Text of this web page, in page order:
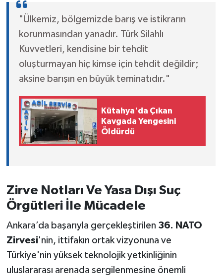
"Ülkemiz, bölgemizde barış ve istikrarın
korunmasından yanadır. Türk Silahlı
Kuvvetleri, kendisine bir tehdit
oluşturmayan hiç kimse için tehdit değildir;
aksine barışın en büyük teminatıdır."
Kütahya'da Çıkan
Kavgada Yengesini
Öldürdü
Zirve Notları Ve Yasa Dışı Suç
Örgütleri İle Mücadele
Ankara’da başarıyla gerçekleştirilen 36. NATO
Zirvesi'nin, ittifakın ortak vizyonuna ve
Türkiye'nin yüksek teknolojik yetkinliğinin
uluslararası arenada sergilenmesine önemli